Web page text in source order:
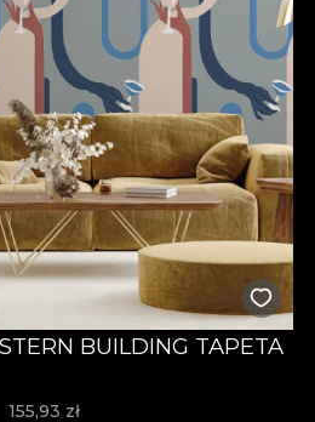
BUILDING TAPETA
155,93 zł